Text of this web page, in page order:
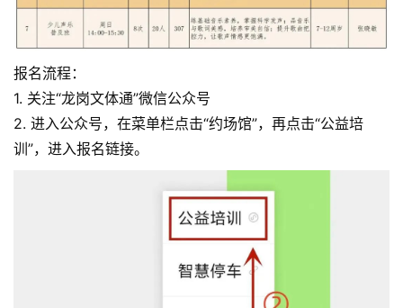
报名流程：
1. 关注“龙岗文体通”微信公众号
2. 进入公众号，在菜单栏点击“约场馆”，再点击“公益培
训”，进入报名链接。